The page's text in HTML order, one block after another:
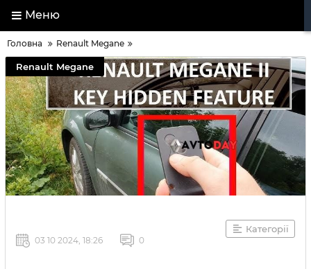
Меню
Головна Renault Megane
Renault Megane
Категорії
03 10 2024, 18:26 0